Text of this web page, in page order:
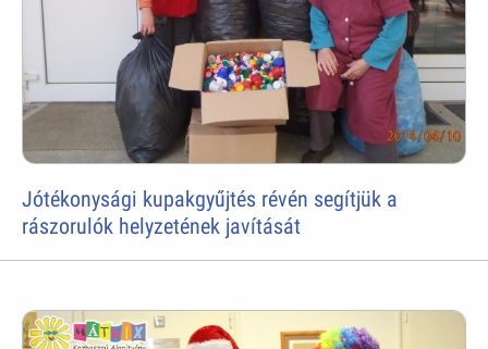
Jótékonysági kupakgyűjtés révén segítjük a
rászorulók helyzetének javítását